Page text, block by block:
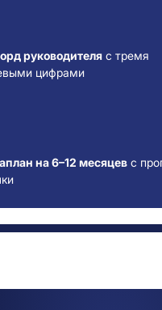
руководителя с тремя
цифрами
на 6–12 месяцев с